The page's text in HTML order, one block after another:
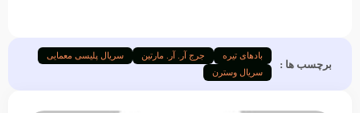
برچسب ها :
بادهای تیره جرج آر. آر. مارتین
سریال پلیسی معمایی
سریال وسترن